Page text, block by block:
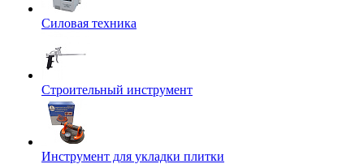
Силовая техника
Строительный инструмент
Инструмент для укладки плитки